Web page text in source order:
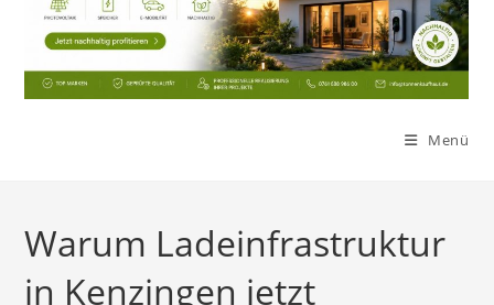
Menü
Warum Ladeinfrastruktur
in Kenzingen jetzt